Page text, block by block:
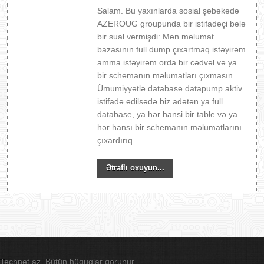
Salam. Bu yaxınlarda sosial şəbəkədə
AZEROUG groupunda bir istifadəçi belə
bir sual vermişdi: Mən məlumat
bazasının full dump çıxartmaq istəyirəm
amma istəyirəm orda bir cədvəl və ya
bir schemanın məlumatları çıxmasın.
Ümumiyyətlə database datapump aktiv
istifadə edilsədə biz adətən ya full
database, ya hər hansi bir table və ya
hər hansı bir schemanın məlumatlarını
çıxardırıq. ...
Ətraflı oxuyun...
Technet.az. Bütün hüquqlar qorunur.